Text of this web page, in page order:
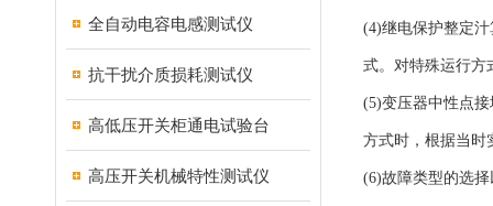
全自动电容电感测试仪
抗干扰介质损耗测试仪
高低压开关柜通电试验台
高压开关机械特性测试仪
(4)继电保护整定
式。对特殊运行
(5)变压器中性点
方式时，根据当
(6)故障类型的选